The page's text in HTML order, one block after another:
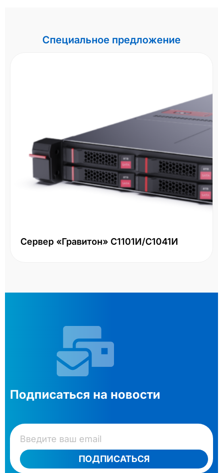
Специальное предложение
Сервер «Гравитон» С1101И/С1041И
Подписаться на новости
ПОДПИСАТЬСЯ